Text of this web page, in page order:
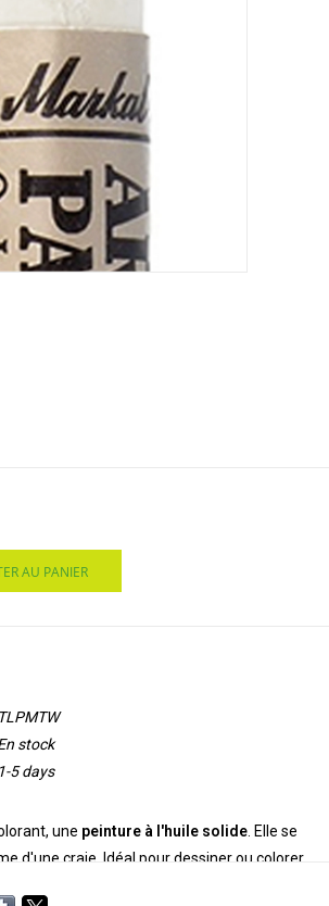
AU PANIER
TLPMTW
stock
1-5 days
une peinture à l'huile solide. Elle se
d'une craie. Idéal pour dessiner ou colorer